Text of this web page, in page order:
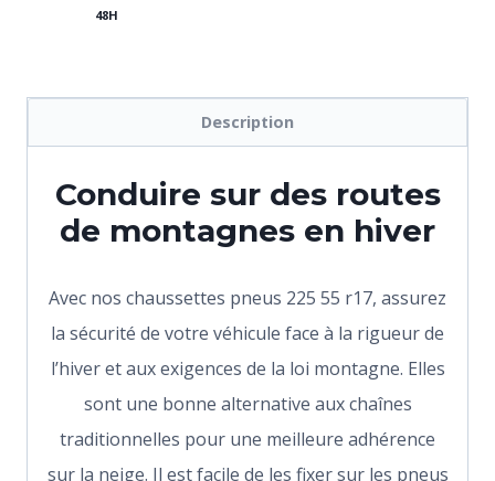
48H
Description
Conduire sur des routes
de montagnes en hiver
Avec nos chaussettes pneus 225 55 r17, assurez
la sécurité de votre véhicule face à la rigueur de
l’hiver et aux exigences de la loi montagne. Elles
sont une bonne alternative aux chaînes
traditionnelles pour une meilleure adhérence
sur la neige. Il est facile de les fixer sur les pneus